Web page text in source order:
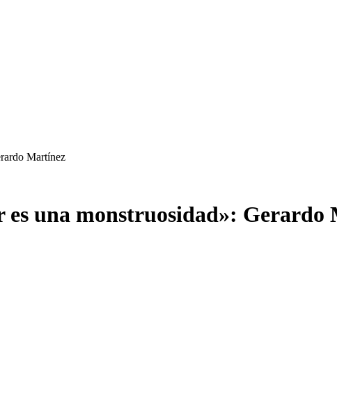
Martínez
es una monstruosidad»: Gerardo